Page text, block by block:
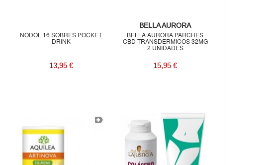
NODOL 16 SOBRES POCKET
DRINK
13,95 €
BELLA AURORA
BELLA AURORA PARCHES
CBD TRANSDERMICOS 32MG
2 UNIDADES
15,95 €